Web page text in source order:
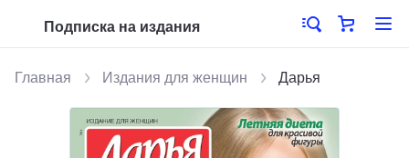
Подписка на издания
Главная Издания для женщин Дарья